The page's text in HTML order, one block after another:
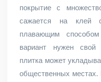
покрытие с
сажается на клей
плавающим
вариант нужен свой
плитка может
общественных